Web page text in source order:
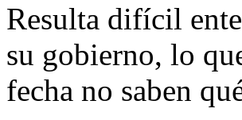
Resulta difícil
su gobierno, lo
fecha no saben